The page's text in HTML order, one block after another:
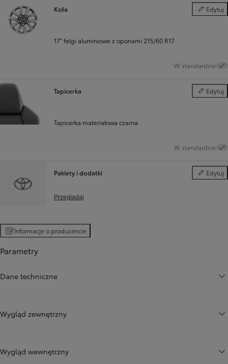
Koła Edytuj
Koła
17" felgi aluminiowe z oponami 215/60 R17
W standardzie
Tapicerka Edytuj
Tapicerka
Tapicerka materiałowa czarna
W standardzie
Pakiety i dodatki Edytuj
Pakiety i
Przeglądaj
Informacje o producencie
Parametry
Dane techniczne
Wygląd zewnętrzny
Wygląd wewnętrzny